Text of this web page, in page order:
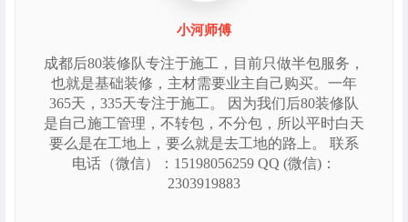
小河师傅
成都后80装修队专注于施工，目前只做半包服务，
也就是基础装修，主材需要业主自己购买。一年
365天，335天专注于施工。 因为我们后80装修队
是自己施工管理，不转包，不分包，所以平时白天
要么是在工地上，要么就是去工地的路上。 联系
电话（微信）：15198056259 QQ (微信)：
2303919883